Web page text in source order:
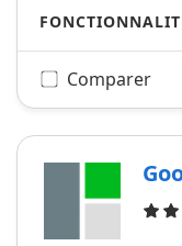
Comparer
Avis